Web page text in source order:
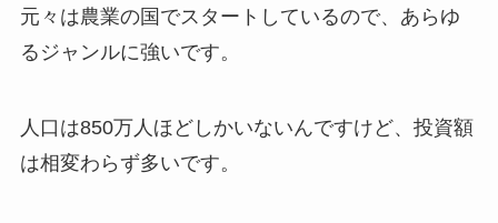
元々は農業の国でスタートしているので、あらゆ
るジャンルに強いです。
人口は850万人ほどしかいないんですけど、投資額
は相変わらず多いです。